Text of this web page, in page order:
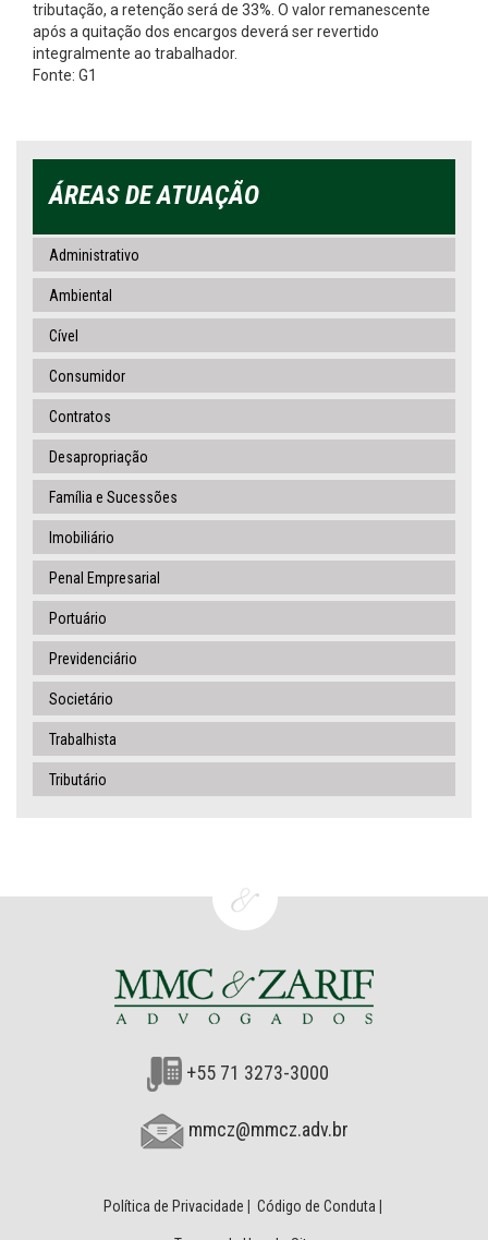
tributação, a retenção será de 33%. O valor remanescente
após a quitação dos encargos deverá ser revertido
integralmente ao trabalhador.
Fonte: G1
ÁREAS DE ATUAÇÃO
Administrativo
Ambiental
Cível
Consumidor
Contratos
Desapropriação
Família e Sucessões
Imobiliário
Penal Empresarial
Portuário
Previdenciário
Societário
Trabalhista
Tributário
+55 71 3273-3000
mmcz@mmcz.adv.br
Política de Privacidade Código de Conduta